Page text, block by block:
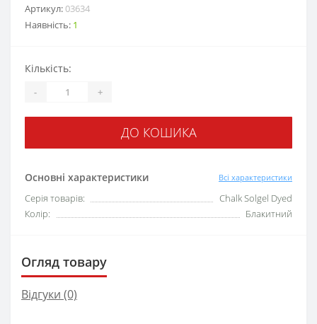
Артикул:03634
Наявність: 1
Основні характеристики Всі характеристики
Серія товарів:
Chalk Solgel Dyed
Колір:
Блакитний
Кількість:
- +
ДО КОШИКА
Огляд товару
Відгуки (0)